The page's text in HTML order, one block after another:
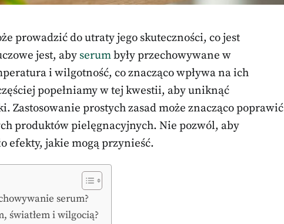
prowadzić do utraty jego skuteczności, co jest
jest, aby serumbyły przechowywane w
i wilgotność, co znacząco wpływa na ich
popełniamy w tej kwestii, aby uniknąć
Zastosowanie prostych zasad może znacząco poprawić
produktów pielęgnacyjnych. Nie pozwól, aby
efekty, jakie mogą przynieść.
serum?
światłem i wilgocią?